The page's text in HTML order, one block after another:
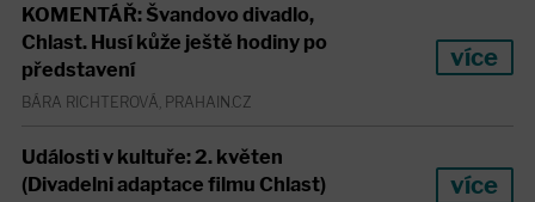
KOMENTÁŘ: Švandovo divadlo,
Chlast. Husí kůže ještě hodiny po
představení
BÁRA RICHTEROVÁ, PRAHAIN.CZ
více
Události v kultuře: 2. květen
(Divadelni adaptace filmu Chlast)
více